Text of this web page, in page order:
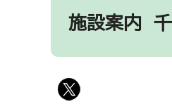
施設案内